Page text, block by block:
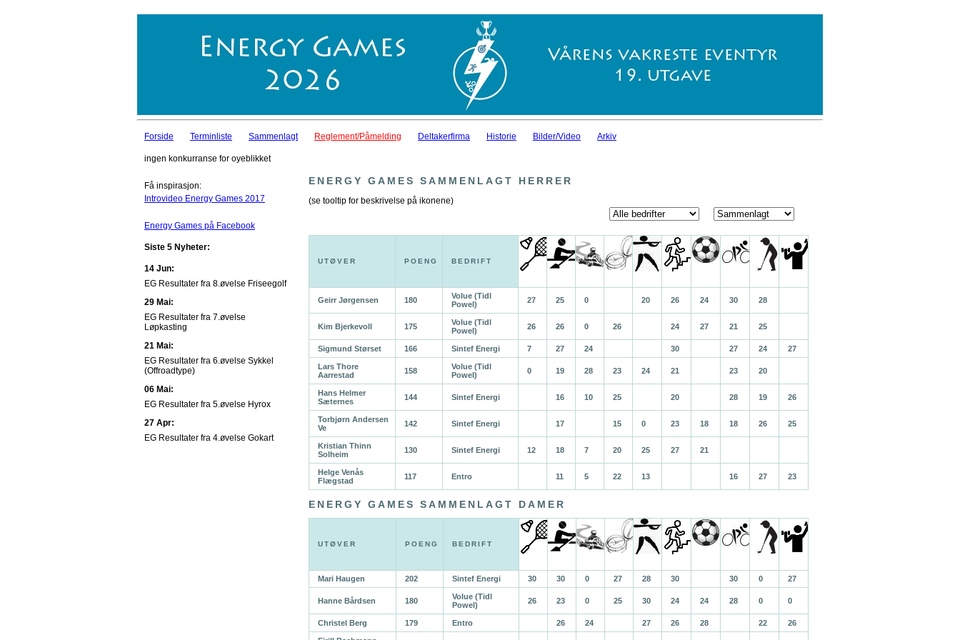
Forside Terminliste Sammenlagt Reglement/Påmelding Deltakerfirma Historie Bilder/Video Arkiv
ingen konkurranse for oyeblikket
Få inspirasjon:
Introvideo Energy Games 2017
Energy Games på Facebook
Siste 5 Nyheter:
14 Jun:
EG Resultater fra 8.øvelse Friseegolf
29 Mai:
EG Resultater fra 7.øvelse
Løpkasting
21 Mai:
EG Resultater fra 6.øvelse Sykkel
(Offroadtype)
06 Mai:
EG Resultater fra 5.øvelse Hyrox
27 Apr:
EG Resultater fra 4.øvelse Gokart
ENERGY GAMES SAMMENLAGT HERRER
(se tooltip for beskrivelse på ikonene)
UTØVER POENG BEDRIFT
Geirr Jørgensen 180
Volue (Tidl
Powel)
27 25 0 20 26 24 30 28
Kim Bjerkevoll 175
Volue (Tidl
Powel)
26 26 0 26 24 27 21 25
Sigmund Størset 166 Sintef Energi 7 27 24 30 27 24 27
Lars Thore
Aarrestad
158
Volue (Tidl
Powel)
0 19 28 23 24 21 23 20
Hans Helmer
Sæternes
144 Sintef Energi 16 10 25 20 28 19 26
Torbjørn Andersen
Ve
142 Sintef Energi 17 15 0 23 18 18 26 25
Kristian Thinn
Solheim
130 Sintef Energi 12 18 7 20 25 27 21
Helge Venås
Flægstad
117 Entro 11 5 22 13 16 27 23
ENERGY GAMES SAMMENLAGT DAMER
UTØVER POENG BEDRIFT
Mari Haugen 202 Sintef Energi 30 30 0 27 28 30 30 0 27
Hanne Bårdsen 180
Volue (Tidl
Powel)
26 23 0 25 30 24 24 28 0 0
Christel Berg 179 Entro 26 24 27 26 28 22 26